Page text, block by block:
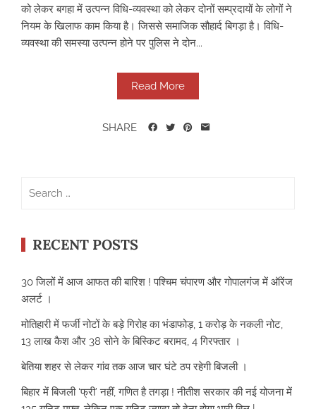
को लेकर बगहा में उत्पन्न विधि-व्यवस्था को लेकर दोनों सम्प्रदायों के लोगों ने
नियम के खिलाफ काम किया है। जिससे समाजिक सौहार्द बिगड़ा है। विधि-
व्यवस्था की समस्या उत्पन्न होने पर पुलिस ने दोन...
Read More
SHARE
RECENT POSTS
30 जिलों में आज आफत की बारिश ! पश्चिम चंपारण और गोपालगंज में ऑरेंज
अलर्ट ।
मोतिहारी में फर्जी नोटों के बड़े गिरोह का भंडाफोड़, 1 करोड़ के नकली नोट,
13 लाख कैश और 38 सोने के बिस्किट बरामद, 4 गिरफ्तार ।
बेतिया शहर से लेकर गांव तक आज चार घंटे ठप रहेगी बिजली ।
बिहार में बिजली ‘फ्री’ नहीं, गणित है तगड़ा ! नीतीश सरकार की नई योजना में